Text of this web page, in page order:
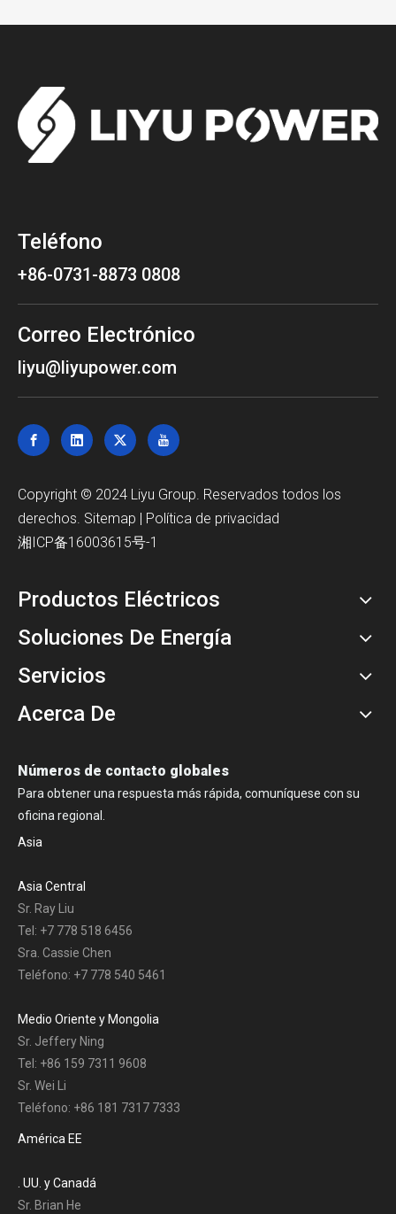
Teléfono
+86-0731-8873 0808
Correo Electrónico
liyu@liyupower.com
Copyright © 2024 Liyu Group. Reservados todos los
derechos. Sitemap | Política de privacidad
湘ICP备16003615号-1
Productos Eléctricos
Soluciones De Energía
Servicios
Acerca De
Números de contacto globales
Para obtener una respuesta más rápida, comuníquese con su
oficina regional.
Asia
Asia Central
Sr. Ray Liu
Tel: +7 778 518 6456
Sra. Cassie Chen
Teléfono: +7 778 540 5461
Medio Oriente y Mongolia
Sr. Jeffery Ning
Tel: +86 159 7311 9608
Sr. Wei Li
Teléfono: +86 181 7317 7333
América EE
. UU. y Canadá
Sr. Brian He